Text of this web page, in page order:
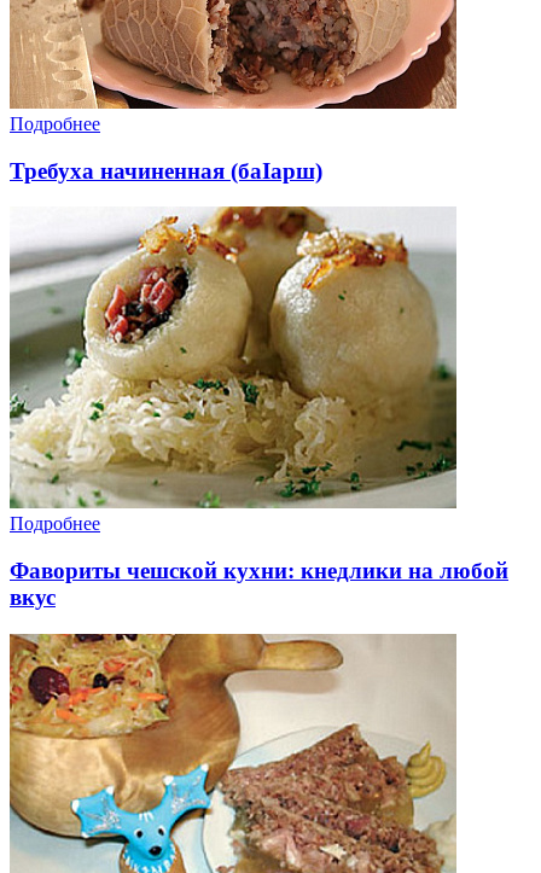
Подробнее
Требуха начиненная (баIарш)
Подробнее
Фавориты чешской кухни: кнедлики на любой
вкус